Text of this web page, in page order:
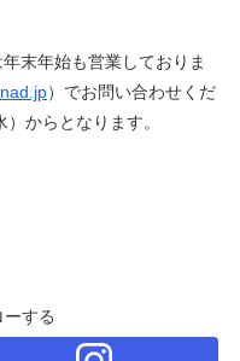
年末年始も営業しておりま
）でお問い合わせくだ
からとなります。
する